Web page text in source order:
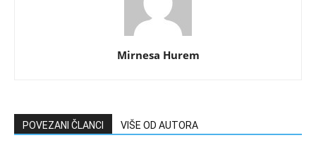
Mirnesa Hurem
POVEZANI ČLANCI VIŠE OD AUTORA